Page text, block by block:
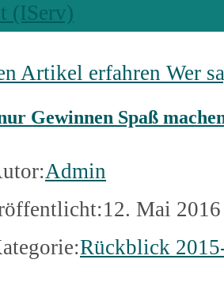
(IServ)
Gewinnen Spaß
Admin
12. Mai 2016
Rückblick